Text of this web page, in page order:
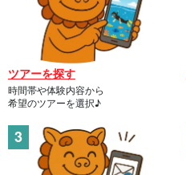
ツアーを探す
時間帯や体験内容から
希望のツアーを選択♪